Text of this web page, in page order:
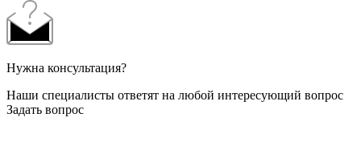
Нужна консультация?
Наши специалисты ответят на любой интересующий вопрос
Задать вопрос